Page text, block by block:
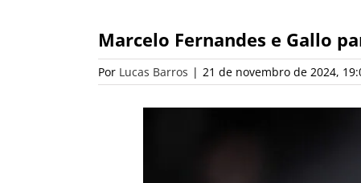
Marcelo Fernandes e Gallo
Por Lucas Barros | 21 de novembro de 2024,